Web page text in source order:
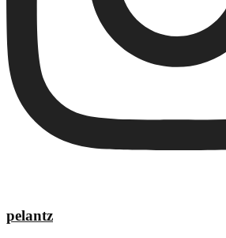
pelantz